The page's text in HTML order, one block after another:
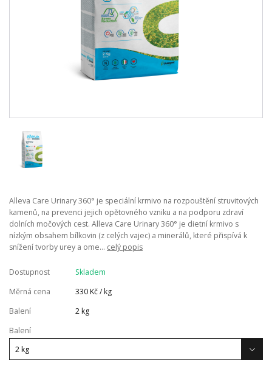
Alleva Care Urinary 360° je speciální krmivo na rozpouštění struvitových
kamenů, na prevenci jejich opětovného vzniku a na podporu zdraví
dolních močových cest. Alleva Care Urinary 360° je dietní krmivo s
nízkým obsahem bílkovin (z celých vajec) a minerálů, které přispívá k
snížení tvorby urey a ome... celý popis
Dostupnost
Skladem
Měrná cena
330 Kč / kg
Balení
2 kg
Balení